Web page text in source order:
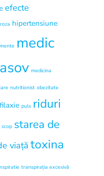
efecte
hipertensiune
medic
medicina
nutritionist obezitate
puls riduri
scop starea de
viață toxina
transpirația excesivă